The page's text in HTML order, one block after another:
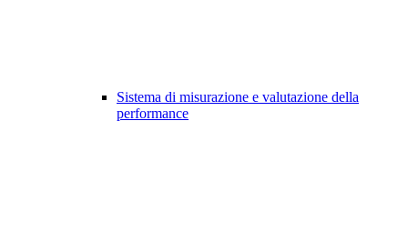
Sistema di misurazione e valutazione della
performance